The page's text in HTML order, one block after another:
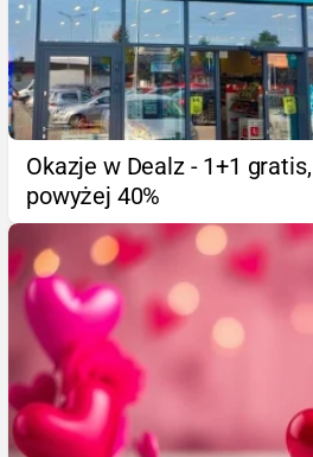
Okazje w Dealz - 1+1
powyżej 40%